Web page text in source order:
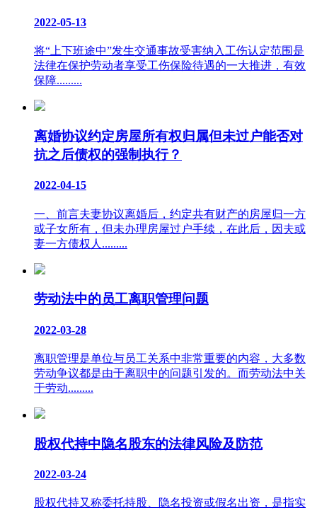
2022-05-13
将“上下班途中”发生交通事故受害纳入工伤认定范围是
法律在保护劳动者享受工伤保险待遇的一大推进，有效
保障.........
离婚协议约定房屋所有权归属但未过户能否对
抗之后债权的强制执行？
2022-04-15
一、前言夫妻协议离婚后，约定共有财产的房屋归一方
或子女所有，但未办理房屋过户手续，在此后，因夫或
妻一方债权人.........
劳动法中的员工离职管理问题
2022-03-28
离职管理是单位与员工关系中非常重要的内容，大多数
劳动争议都是由于离职中的问题引发的。而劳动法中关
于劳动.........
股权代持中隐名股东的法律风险及防范
2022-03-24
股权代持又称委托持股、隐名投资或假名出资，是指实